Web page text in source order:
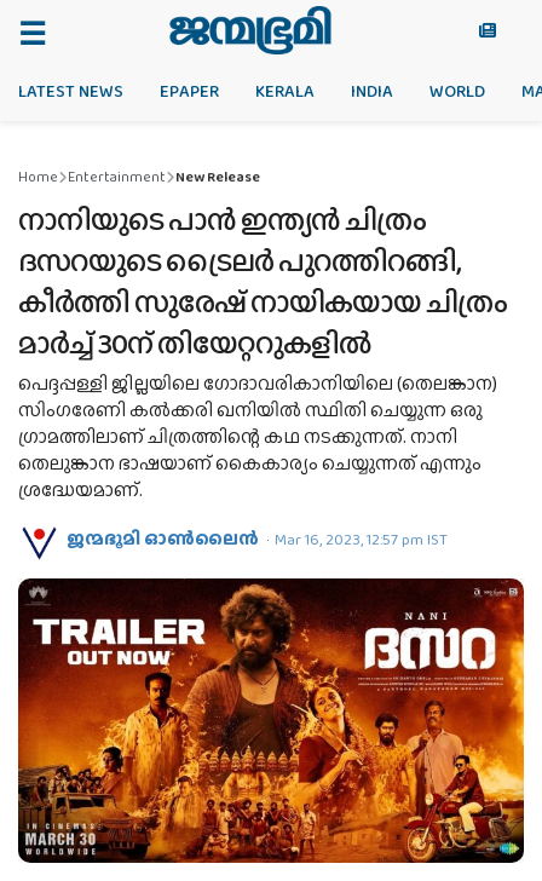
LATEST NEWS EPAPER KERALA INDIA WORLD
Home Entertainment New Release
നാനിയുടെ പാൻ ഇന്ത്യൻ ചിത്രം
ദസറയുടെ ട്രൈലർ പുറത്തിറങ്ങി,
കീർത്തി സുരേഷ് നായികയായ ചിത്രം
മാർച്ച് 30ന് തിയേറ്ററുകളിൽ
പെദ്ദപ്പള്ളി ജില്ലയിലെ ഗോദാവരികാനിയിലെ (തെലങ്കാന)
സിംഗരേണി കൽക്കരി ഖനിയിൽ സ്ഥിതി ചെയ്യുന്ന ഒരു
ഗ്രാമത്തിലാണ് ചിത്രത്തിന്റെ കഥ നടക്കുന്നത്. നാനി
തെലുങ്കാന ഭാഷയാണ് കൈകാര്യം ചെയ്യുന്നത് എന്നും
ശ്രദ്ധേയമാണ്.
ജന്മഭൂമി ഓണ്‍ലൈന്‍ Mar 16, 2023, 12:57 pm IST